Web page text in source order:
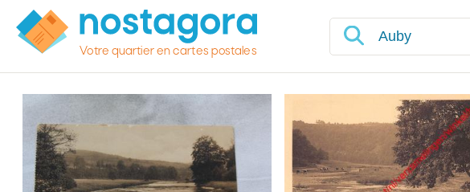
Votre quartier en cartes postales